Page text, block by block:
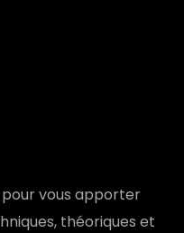
vous apporter
théoriques et